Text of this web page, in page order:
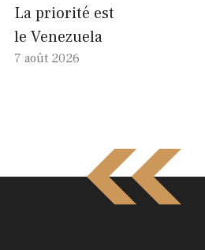
La priorité est
le Venezuela
7 août 2026